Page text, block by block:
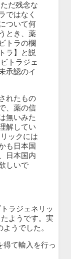
だ残念な
ではなく
ついて何
とき、薬
トラの欄
ラ】と説
トラジェ
承認のイ
れたもの
、薬の信
無いみた
解してい
ックには
も日本国
日本国内
しいで
ラジェネリッ
ようです。実
うでした。
得て輸入を行っ